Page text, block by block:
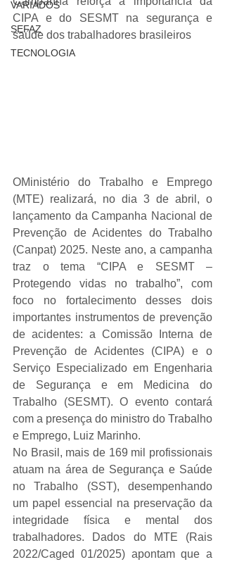
VARIADOS
SEFAZ
TECNOLOGIA
CIPA e do SESMT na segurança e
saúde dos trabalhadores brasileiros
OMinistério do Trabalho e Emprego
(MTE) realizará, no dia 3 de abril, o
lançamento da Campanha Nacional de
Prevenção de Acidentes do Trabalho
(Canpat) 2025. Neste ano, a campanha
traz o tema “CIPA e SESMT –
Protegendo vidas no trabalho”, com
foco no fortalecimento desses dois
importantes instrumentos de prevenção
de acidentes: a Comissão Interna de
Prevenção de Acidentes (CIPA) e o
Serviço Especializado em Engenharia
de Segurança e em Medicina do
Trabalho (SESMT). O evento contará
com a presença do ministro do Trabalho
e Emprego, Luiz Marinho.
No Brasil, mais de 169 mil profissionais
atuam na área de Segurança e Saúde
no Trabalho (SST), desempenhando
um papel essencial na preservação da
integridade física e mental dos
trabalhadores. Dados do MTE (Rais
2022/Caged 01/2025) apontam que a